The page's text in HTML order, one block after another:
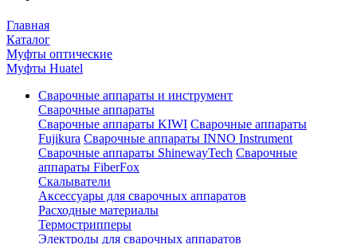
Главная
Каталог
Муфты оптические
Муфты Huatel
Сварочные аппараты и инструмент
Сварочные аппараты
Сварочные аппараты KIWI Сварочные аппараты
Fujikura Сварочные аппараты INNO Instrument
Сварочные аппараты ShinewayTech Cварочные
аппараты FiberFox
Скалыватели
Аксессуары для сварочных аппаратов
Расходные материалы
Термострипперы
Электроды для сварочных аппаратов